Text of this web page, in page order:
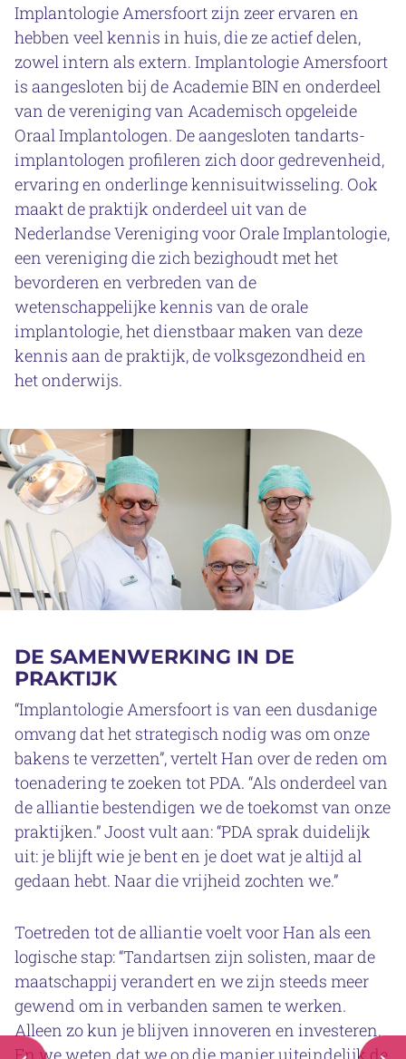
Implantologie Amersfoort zijn zeer ervaren en
hebben veel kennis in huis, die ze actief delen,
zowel intern als extern. Implantologie Amersfoort
is aangesloten bij de Academie BIN en onderdeel
van de vereniging van Academisch opgeleide
Oraal Implantologen. De aangesloten tandarts-
implantologen profileren zich door gedrevenheid,
ervaring en onderlinge kennisuitwisseling. Ook
maakt de praktijk onderdeel uit van de
Nederlandse Vereniging voor Orale Implantologie,
een vereniging die zich bezighoudt met het
bevorderen en verbreden van de
wetenschappelijke kennis van de orale
implantologie, het dienstbaar maken van deze
kennis aan de praktijk, de volksgezondheid en
het onderwijs.
DE SAMENWERKING IN DE
PRAKTIJK
“Implantologie Amersfoort is van een dusdanige
omvang dat het strategisch nodig was om onze
bakens te verzetten”, vertelt Han over de reden om
toenadering te zoeken tot PDA. “Als onderdeel van
de alliantie bestendigen we de toekomst van onze
praktijken.” Joost vult aan: “PDA sprak duidelijk
uit: je blijft wie je bent en je doet wat je altijd al
gedaan hebt. Naar die vrijheid zochten we.”
Toetreden tot de alliantie voelt voor Han als een
logische stap: “Tandartsen zijn solisten, maar de
maatschappij verandert en we zijn steeds meer
gewend om in verbanden samen te werken.
Alleen zo kun je blijven innoveren en investeren.
En we weten dat we op die manier uiteindelijk de